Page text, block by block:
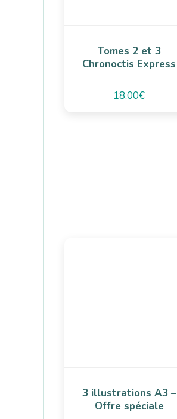
Tomes 2 et 3
Chronoctis Express
18,00€
3 illustrations A3 –
Offre spéciale